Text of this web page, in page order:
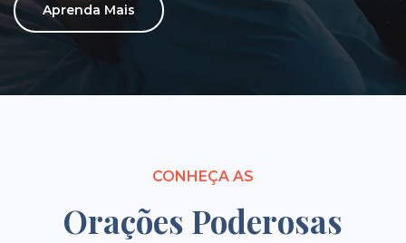
Aprenda Mais
CONHEÇA AS
Orações Poderosas